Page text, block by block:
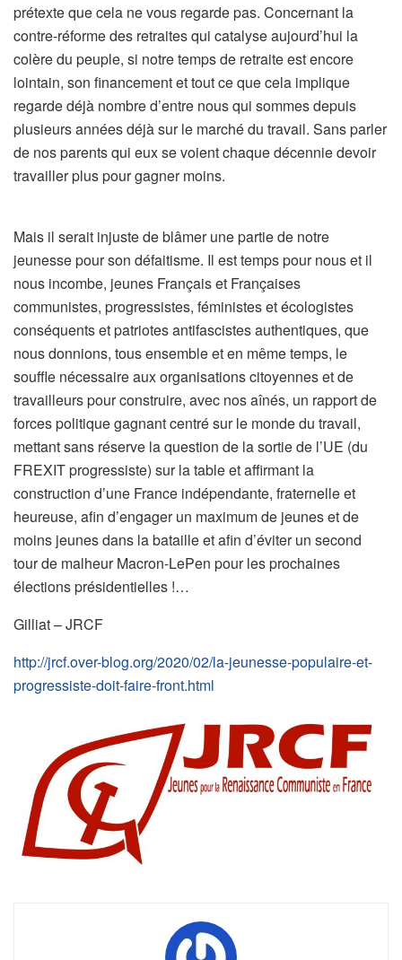
prétexte que cela ne vous regarde pas. Concernant la
contre-réforme des retraites qui catalyse aujourd’hui la
colère du peuple, si notre temps de retraite est encore
lointain, son financement et tout ce que cela implique
regarde déjà nombre d’entre nous qui sommes depuis
plusieurs années déjà sur le marché du travail. Sans parler
de nos parents qui eux se voient chaque décennie devoir
travailler plus pour gagner moins.
Mais il serait injuste de blâmer une partie de notre
jeunesse pour son défaitisme. Il est temps pour nous et il
nous incombe, jeunes Français et Françaises
communistes, progressistes, féministes et écologistes
conséquents et patriotes antifascistes authentiques, que
nous donnions, tous ensemble et en même temps, le
souffle nécessaire aux organisations citoyennes et de
travailleurs pour construire, avec nos aînés, un rapport de
forces politique gagnant centré sur le monde du travail,
mettant sans réserve la question de la sortie de l’UE (du
FREXIT progressiste) sur la table et affirmant la
construction d’une France indépendante, fraternelle et
heureuse, afin d’engager un maximum de jeunes et de
moins jeunes dans la bataille et afin d’éviter un second
tour de malheur Macron-LePen pour les prochaines
élections présidentielles !…
Gilliat – JRCF
http://jrcf.over-blog.org/2020/02/la-jeunesse-populaire-et-
progressiste-doit-faire-front.html